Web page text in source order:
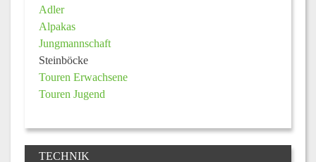
Adler
Alpakas
Jungmannschaft
Steinböcke
Touren Erwachsene
Touren Jugend
TECHNIK